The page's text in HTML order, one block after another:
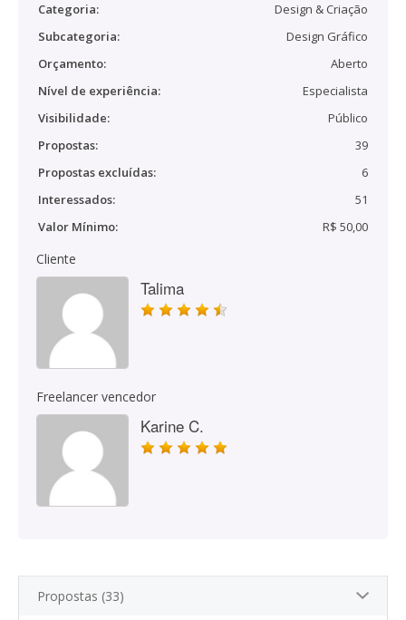
Categoria:
Design & Criação
Subcategoria:
Design Gráfico
Orçamento:
Aberto
Nível de experiência:
Especialista
Visibilidade:
Público
Propostas:
39
Propostas excluídas:
6
Interessados:
51
Valor Mínimo:
R$ 50,00
Cliente
Talima
Freelancer vencedor
Karine C.
Propostas (33)